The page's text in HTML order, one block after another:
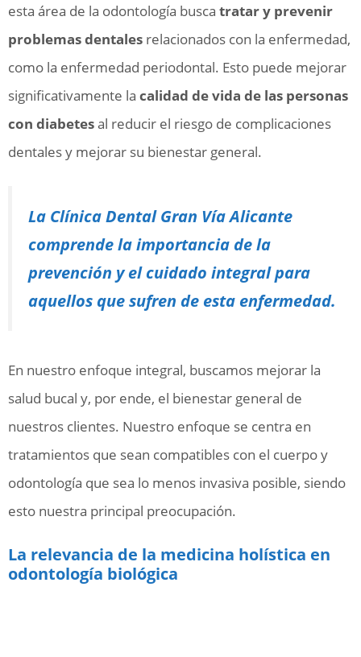
esta área de la odontología busca tratar y prevenir
problemas dentales relacionados con la enfermedad,
como la enfermedad periodontal. Esto puede mejorar
significativamente la calidad de vida de las personas
con diabetesal reducir el riesgo de complicaciones
dentales y mejorar su bienestar general.
La Clínica Dental Gran Vía Alicante
comprende la importancia de la
prevención y el cuidado integral para
aquellos que sufren de esta enfermedad.
En nuestro enfoque integral, buscamos mejorar la
salud bucal y, por ende, el bienestar general de
nuestros clientes. Nuestro enfoque se centra en
tratamientos que sean compatibles con el cuerpo y
odontología que sea lo menos invasiva posible, siendo
esto nuestra principal preocupación.
La relevancia de la medicina holística en
odontología biológica